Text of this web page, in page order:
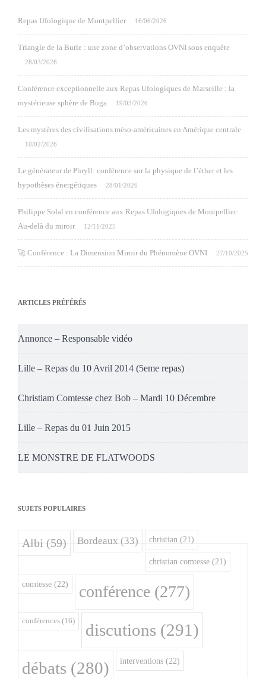
Repas Ufologique de Montpellier 16/06/2026
Triangle de la Burle : une zone d’observations OVNI sous enquête
28/03/2026
Conférence exceptionnelle aux Repas Ufologiques de Marseille : la
mystérieuse sphère de Buga
19/03/2026
Les mystères des civilisations méso-américaines en Amérique centrale
10/02/2026
Le générateur de Phryll: conférence sur la physique de l’éther et les
hypothèses énergétiques
28/01/2026
Philippe Solal en conférence aux Repas Ufologiques de Montpellier:
Au-delà du miroir
12/11/2025
🚀 Conférence : La Dimension Miroir du Phénomène OVNI 27/10/2025
ARTICLES PRÉFÉRÉS
Annonce – Responsable vidéo
Lille – Repas du 10 Avril 2014 (5eme repas)
Christiam Comtesse chez Bob – Mardi 10 Décembre
Lille – Repas du 01 Juin 2015
LE MONSTRE DE FLATWOODS
SUJETS POPULAIRES
Albi(59) Bordeaux(33) christian (21)
christian comtesse (21)
comtesse (22) conférence (277)
conférences (16) discutions (291)
débats (280) interventions (22)